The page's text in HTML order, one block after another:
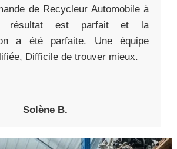
de Recycleur Automobile à
résultat est parfait et la
a été parfaite. Une équipe
Difficile de trouver mieux.
Solène B.